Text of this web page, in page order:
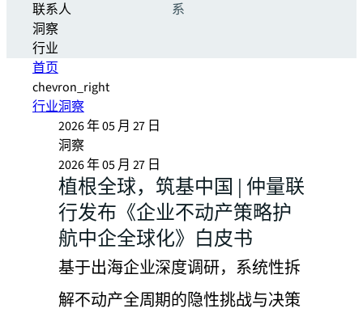
联系人
洞察
行业
系
首页
chevron_right
行业洞察
2026 年 05 月 27 日
洞察
2026 年 05 月 27 日
植根全球，筑基中国 | 仲量联
行发布《企业不动产策略护
航中企全球化》白皮书
基于出海企业深度调研，系统性拆
解不动产全周期的隐性挑战与决策